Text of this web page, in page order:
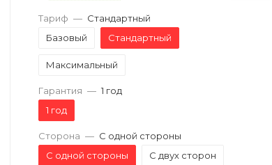
Тариф — Стандартный
Базовый
Стандартный
Максимальный
Гарантия — 1 год
1 год
Сторона — С одной стороны
С одной стороны
С двух сторон